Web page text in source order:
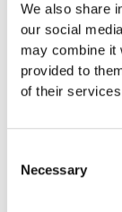
We also share
our social
may combine it
provided to
of their
Selection
Necessary
gründen
Gründen Sie
Einzelfirma
GmbH